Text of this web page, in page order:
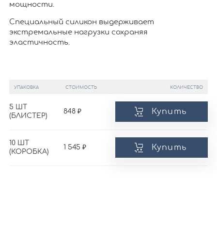
мощности.
Специальный силикон выдерживает
экстремальные нагрузки сохраняя
эластичность.
УПАКОВКА СТОИМОСТЬ КОЛИЧЕСТВО
5 ШТ
(БЛИСТЕР)
848 Купить
10 ШТ
(КОРОБКА)
1 545 Купить